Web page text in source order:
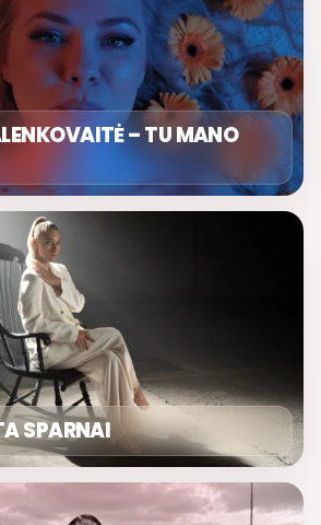
– TU MANO
SPARNAI